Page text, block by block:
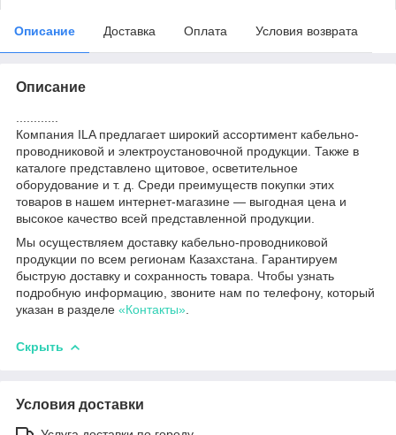
Описание Доставка Оплата Условия возврата
Описание
Компания ILA предлагает широкий ассортимент кабельно-
проводниковой и электроустановочной продукции. Также в
каталоге представлено щитовое, осветительное
оборудование и т. д. Среди преимуществ покупки этих
товаров в нашем интернет-магазине — выгодная цена и
высокое качество всей представленной продукции.
Мы осуществляем доставку кабельно-проводниковой
продукции по всем регионам Казахстана. Гарантируем
быструю доставку и сохранность товара. Чтобы узнать
подробную информацию, звоните нам по телефону, который
указан в разделе «Контакты»
Скрыть
Условия доставки